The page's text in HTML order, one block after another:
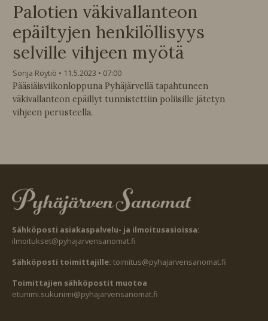
Palotien väkivallanteon
epäiltyjen henkilöllisyys
selville vihjeen myötä
Sonja Röytiö 11.5.2023
07:00
Pääsiäisviikonloppuna Pyhäjärvellä tapahtuneen
väkivallanteon epäillyt tunnistettiin poliisille jätetyn
vihjeen perusteella.
Sähköposti asiakaspalvelu- ja ilmoitusasioissa:
ilmoitukset@pyhajarvensanomat.fi
Sähköposti toimittajille: toimitus@pyhajarvensanomat.fi
Toimittajien sähköpostit muotoa
etunimi.sukunimi@pyhajarvensanomat.fi